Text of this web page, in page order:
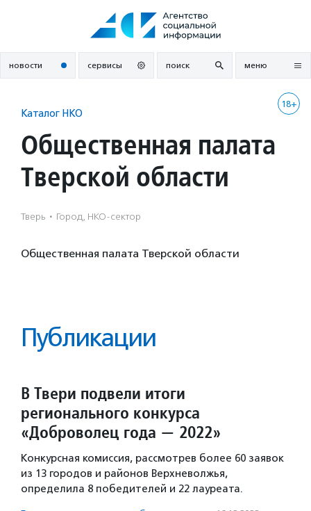
новости сервисы поиск меню
18+
Каталог НКО
Общественная палата
Тверской области
Тверь · Город, НКО-сектор
Общественная палата Тверской области
Публикации
В Твери подвели итоги
регионального конкурса
«Доброволец года — 2022»
Конкурсная комиссия, рассмотрев более 60 заявок
из 13 городов и районов Верхневолжья,
определила 8 победителей и 22 лауреата.